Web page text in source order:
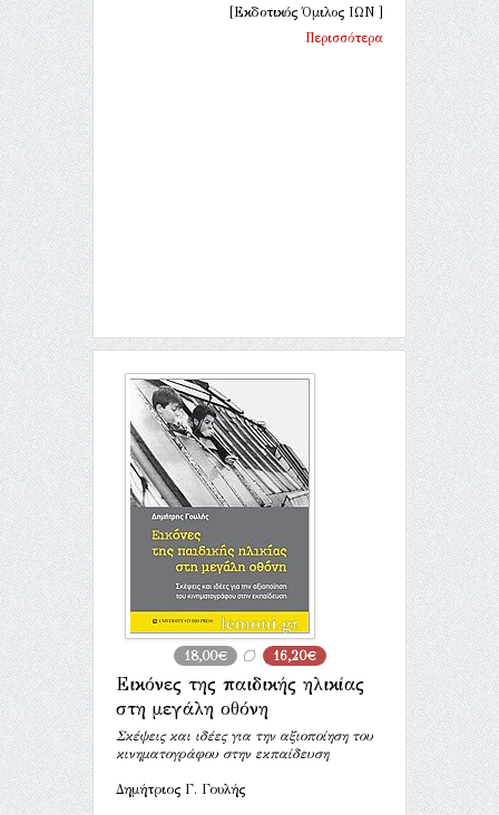
[Εκδοτικός Όμιλος ΙΩΝ ]
Περισσότερα
18,00€ 16,20€
Εικόνες της παιδικής ηλικίας
στη μεγάλη οθόνη
Σκέψεις και ιδέες για την αξιοποίηση του
κινηματογράφου στην εκπαίδευση
Δημήτριος Γ. Γουλής